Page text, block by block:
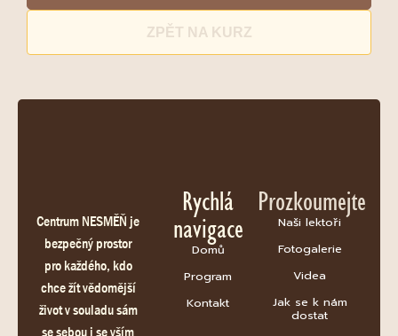
ZPĚT NA KURZ
Centrum NESMĚŇ je
bezpečný prostor
pro každého, kdo
chce žít vědomější
život v souladu sám
se sebou i se vším
Rychlá
navigace
Domů
Program
Kontakt
Prozkoumejte
Naši lektoři
Fotogalerie
Videa
Jak se k nám
dostat